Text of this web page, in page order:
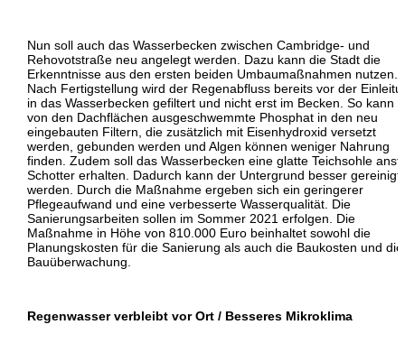
Nun soll auch das Wasserbecken zwischen Cambridge- und
Rehovotstraße neu angelegt werden. Dazu kann die Stadt die
Erkenntnisse aus den ersten beiden Umbaumaßnahmen nutzen.
Nach Fertigstellung wird der Regenabfluss bereits vor der
in das Wasserbecken gefiltert und nicht erst im Becken. So kann
von den Dachflächen ausgeschwemmte Phosphat in den neu
eingebauten Filtern, die zusätzlich mit Eisenhydroxid versetzt
werden, gebunden werden und Algen können weniger Nahrung
finden. Zudem soll das Wasserbecken eine glatte Teichsohle
Schotter erhalten. Dadurch kann der Untergrund besser gereinigt
werden. Durch die Maßnahme ergeben sich ein geringerer
Pflegeaufwand und eine verbesserte Wasserqualität. Die
Sanierungsarbeiten sollen im Sommer 2021 erfolgen. Die
Maßnahme in Höhe von 810.000 Euro beinhaltet sowohl die
Planungskosten für die Sanierung als auch die Baukosten und die
Bauüberwachung.
Regenwasser verbleibt vor Ort / Besseres Mikroklima